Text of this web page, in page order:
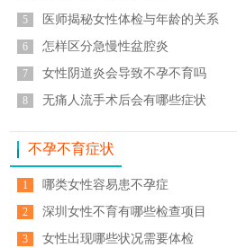
5 医师揭秘女性体检与年龄的关系
6 怎样区分急慢性盆腔炎
7 女性阴道炎会导致不孕不育吗
8 无痛人流手术后会有哪些症状
不孕不育症状
1 哪类女性容易患不孕症
2 深圳女性不育有哪些检查项目
3 女性出现哪些状况需要体检